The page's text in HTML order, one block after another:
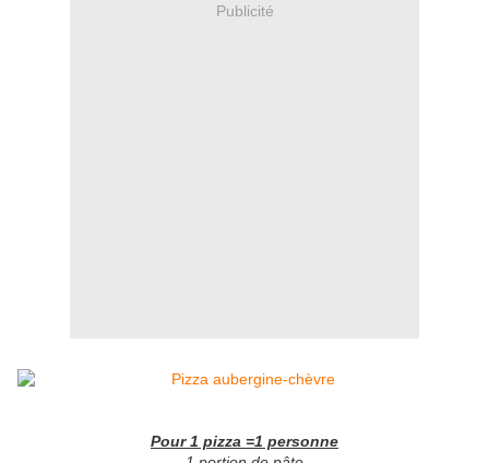
Publicité
Pour 1 pizza =1 personne